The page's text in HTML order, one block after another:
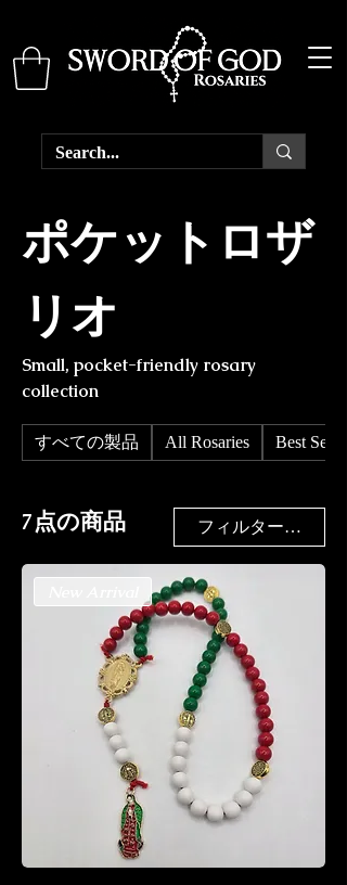
ポケットロザ
リオ
Small, pocket-friendly rosary
collection
すべての製品 All Rosaries Best Sellers
7点の商品 フィルター・並び